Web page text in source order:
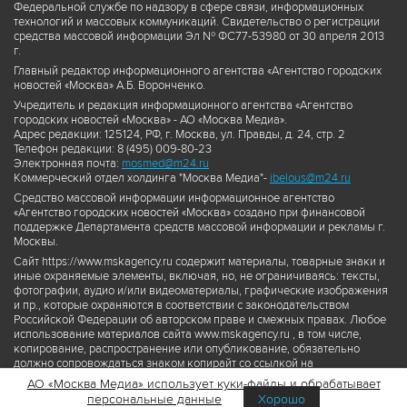
Федеральной службе по надзору в сфере связи, информационных
технологий и массовых коммуникаций. Свидетельство о регистрации
средства массовой информации Эл № ФС77-53980 от 30 апреля 2013
г.
Главный редактор информационного агентства «Агентство городских
новостей «Москва» А.Б. Воронченко.
Учредитель и редакция информационного агентства «Агентство
городских новостей «Москва» - АО «Москва Медиа».
Адрес редакции: 125124, РФ, г. Москва, ул. Правды, д. 24, стр. 2
Телефон редакции: 8 (495) 009-80-23
Электронная почта: mosmed@m24.ru
Коммерческий отдел холдинга "Москва Медиа"- ibelous@m24.ru
Средство массовой информации информационное агентство
«Агентство городских новостей «Москва» создано при финансовой
поддержке Департамента средств массовой информации и рекламы г.
Москвы.
Сайт https://www.mskagency.ru содержит материалы, товарные знаки и
иные охраняемые элементы, включая, но, не ограничиваясь: тексты,
фотографии, аудио и/или видеоматериалы, графические изображения
и пр., которые охраняются в соответствии с законодательством
Российской Федерации об авторском праве и смежных правах. Любое
использование материалов сайта www.mskagency.ru , в том числе,
копирование, распространение или опубликование, обязательно
должно сопровождаться знаком копирайт со ссылкой на
правообладателя © АО «Москва Медиа», а также гиперссылкой на сайт
www.mskagency.ru как на первоисточник информации. Переработка
АО «Москва Медиа» использует куки-файлы и обрабатывает
персональные данные
Хорошо